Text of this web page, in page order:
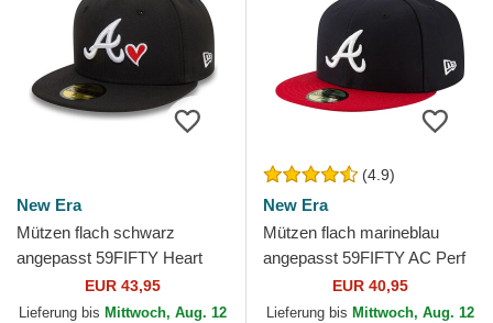
New Era
Mützen flach schwarz
angepasst 59FIFTY Heart
Icon der Atlanta Braves MLB
von New Era
EUR 43,95
Lieferung bis Mittwoch, Aug. 12
(4.9)
New Era
Mützen flach marineblau
angepasst 59FIFTY AC Perf
der Atlanta Braves MLB von
New Era
EUR 40,95
Lieferung bis Mittwoch, Aug. 12